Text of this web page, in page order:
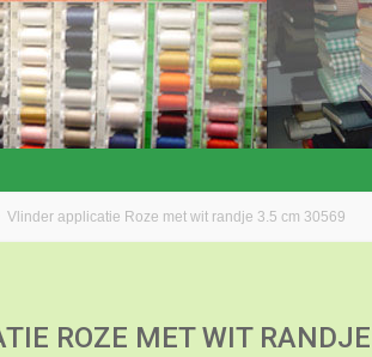
Vlinder applicatie Roze met wit randje 3.5 cm 30569
ROZE MET WIT